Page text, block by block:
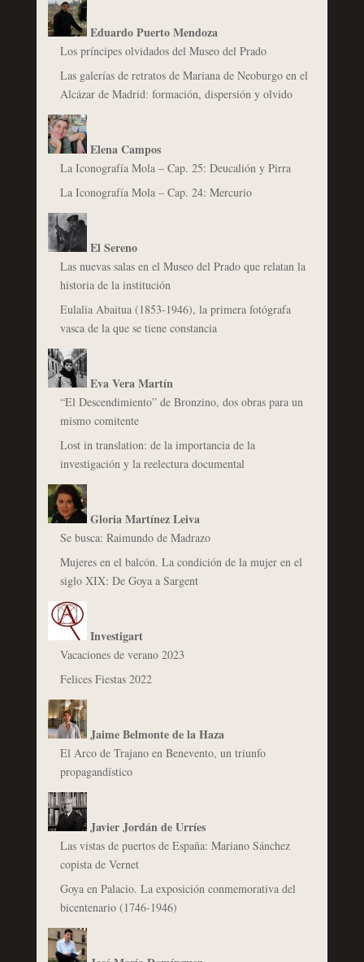
Eduardo Puerto Mendoza
Los príncipes olvidados del Museo del Prado
Las galerías de retratos de Mariana de Neoburgo en el
Alcázar de Madrid: formación, dispersión y olvido
Elena Campos
La Iconografía Mola – Cap. 25: Deucalión y Pirra
La Iconografía Mola – Cap. 24: Mercurio
El Sereno
Las nuevas salas en el Museo del Prado que relatan la
historia de la institución
Eulalia Abaitua (1853-1946), la primera fotógrafa
vasca de la que se tiene constancia
Eva Vera Martín
“El Descendimiento” de Bronzino, dos obras para un
mismo comitente
Lost in translation: de la importancia de la
investigación y la reelectura documental
Gloria Martínez Leiva
Se busca: Raimundo de Madrazo
Mujeres en el balcón. La condición de la mujer en el
siglo XIX: De Goya a Sargent
Investigart
Vacaciones de verano 2023
Felices Fiestas 2022
Jaime Belmonte de la Haza
El Arco de Trajano en Benevento, un triunfo
propagandístico
Javier Jordán de Urríes
Las vistas de puertos de España: Mariano Sánchez
copista de Vernet
Goya en Palacio. La exposición conmemorativa del
bicentenario (1746-1946)